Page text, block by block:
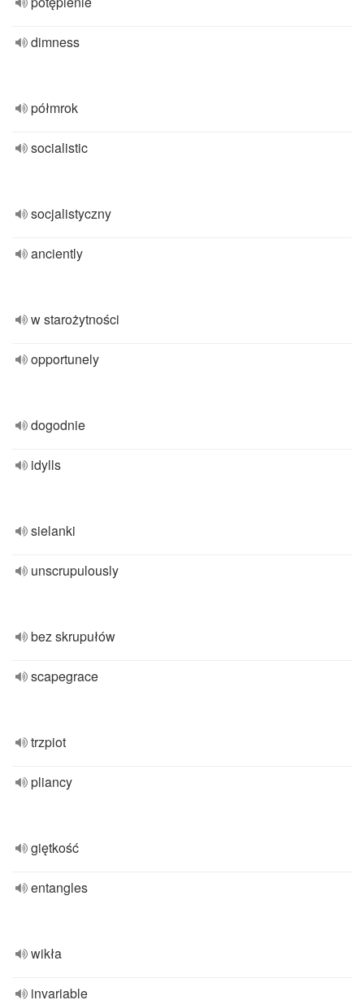
dimness
półmrok
socialistic
socjalistyczny
anciently
w starożytności
opportunely
dogodnie
idylls
sielanki
unscrupulously
bez skrupułów
scapegrace
trzpiot
pliancy
giętkość
entangles
wikła
invariable